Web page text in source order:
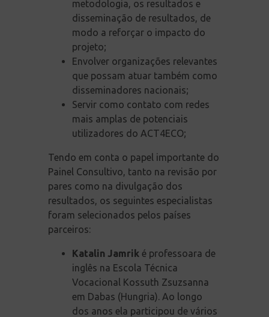
metodologia, os resultados e
disseminação de resultados, de
modo a reforçar o impacto do
projeto;
Envolver organizações relevantes
que possam atuar também como
disseminadores nacionais;
Servir como contato com redes
mais amplas de potenciais
utilizadores do ACT4ECO;
Tendo em conta o papel importante do
Painel Consultivo, tanto na revisão por
pares como na divulgação dos
resultados, os seguintes especialistas
foram selecionados pelos países
parceiros:
Katalin Jamrik é professoara de
inglês na Escola Técnica
Vocacional Kossuth Zsuzsanna
em Dabas (Hungria). Ao longo
dos anos ela participou de vários